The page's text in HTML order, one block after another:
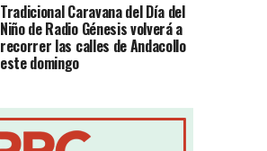
Tradicional Caravana del Día del
Niño de Radio Génesis volverá a
recorrer las calles de Andacollo
este domingo